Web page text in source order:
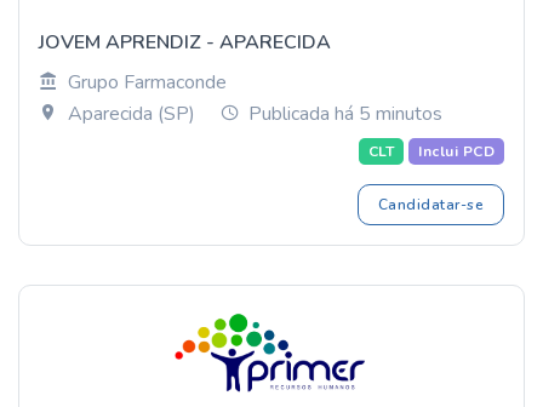
JOVEM APRENDIZ - APARECIDA
Grupo Farmaconde
Aparecida (SP)
Publicada há 5 minutos
CLT Inclui PCD
Candidatar-se